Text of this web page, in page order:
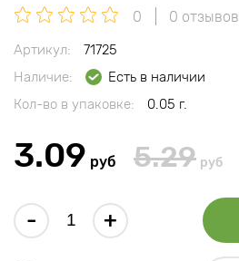
0 0 отзывов
Артикул:
71725
Наличие:
Есть в наличии
Кол-во в упаковке:
0.05 г.
3.09 руб 5.29 руб
- +